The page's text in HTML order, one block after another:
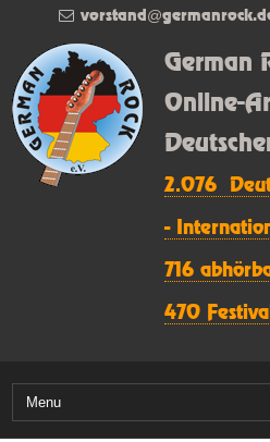
German
Online-
2.076
-
716
470